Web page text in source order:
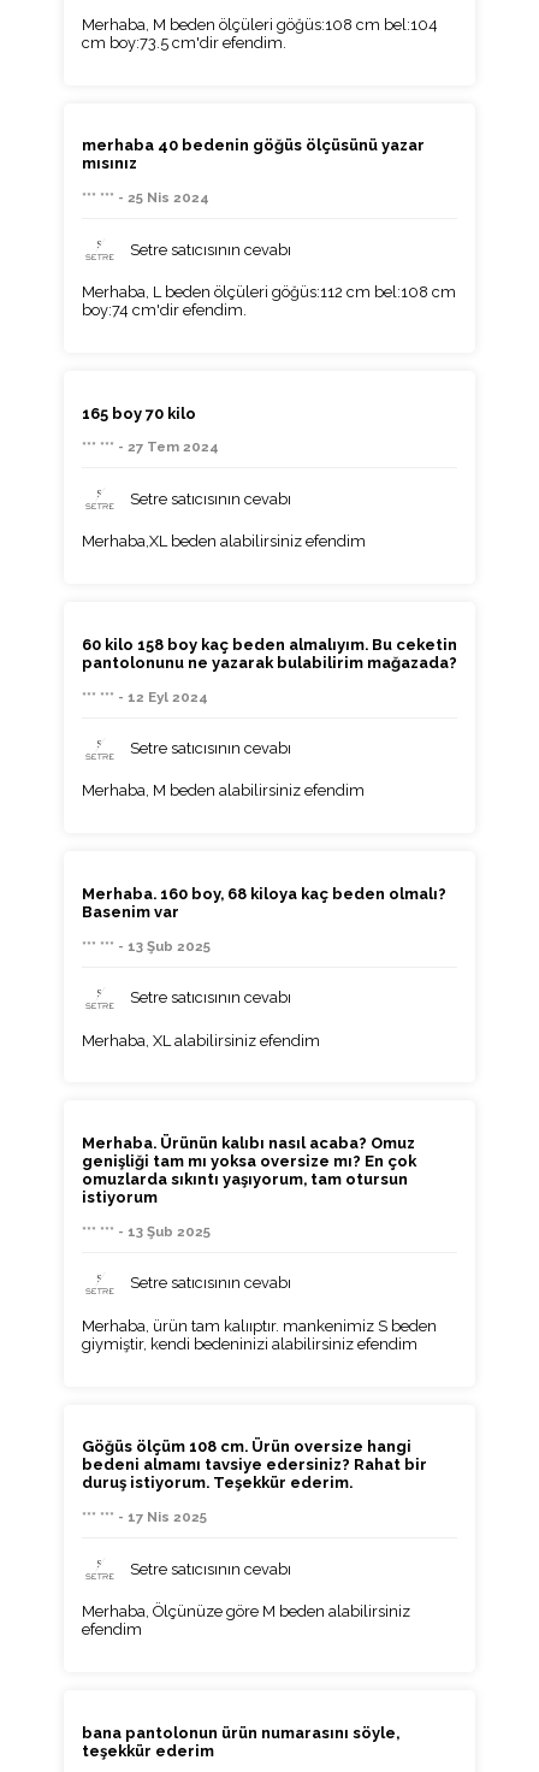
Merhaba, M beden ölçüleri göğüs:108 cm bel:104
cm boy:73.5 cm'dir efendim.
merhaba 40 bedenin göğüs ölçüsünü yazar
mısınız
*** *** - 25 Nis 2024
Setre satıcısının cevabı
Merhaba, L beden ölçüleri göğüs:112 cm bel:108 cm
boy:74 cm'dir efendim.
165 boy 70 kilo
*** *** - 27 Tem 2024
Setre satıcısının cevabı
Merhaba,XL beden alabilirsiniz efendim
60 kilo 158 boy kaç beden almalıyım. Bu ceketin
pantolonunu ne yazarak bulabilirim mağazada?
*** *** - 12 Eyl 2024
Setre satıcısının cevabı
Merhaba, M beden alabilirsiniz efendim
Merhaba. 160 boy, 68 kiloya kaç beden olmalı?
Basenim var
*** *** - 13 Şub 2025
Setre satıcısının cevabı
Merhaba, XL alabilirsiniz efendim
Merhaba. Ürünün kalıbı nasıl acaba? Omuz
genişliği tam mı yoksa oversize mı? En çok
omuzlarda sıkıntı yaşıyorum, tam otursun
istiyorum
*** *** - 13 Şub 2025
Setre satıcısının cevabı
Merhaba, ürün tam kalııptır. mankenimiz S beden
giymiştir, kendi bedeninizi alabilirsiniz efendim
Göğüs ölçüm 108 cm. Ürün oversize hangi
bedeni almamı tavsiye edersiniz? Rahat bir
duruş istiyorum. Teşekkür ederim.
*** *** - 17 Nis 2025
Setre satıcısının cevabı
Merhaba, Ölçünüze göre M beden alabilirsiniz
efendim
bana pantolonun ürün numarasını söyle,
teşekkür ederim